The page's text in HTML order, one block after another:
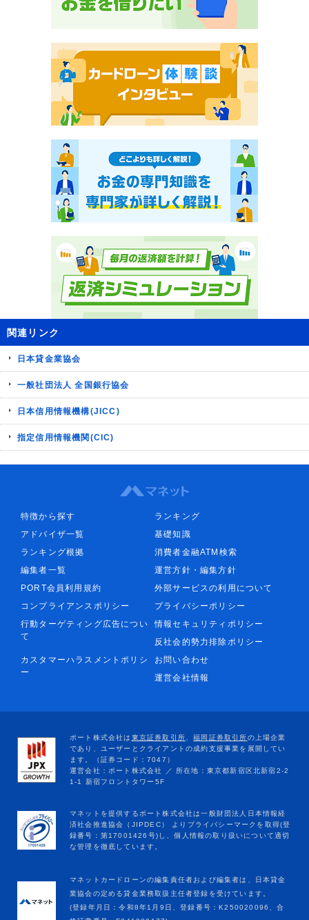
関連リンク
日本貸金業協会
一般社団法人 全国銀行協会
日本信用情報機構(JICC)
指定信用情報機関(CIC)
特徴から探す
ランキング
アドバイザ一覧
基礎知識
ランキング根拠
消費者金融ATM検索
編集者一覧
運営方針・編集方針
PORT会員利用規約
外部サービスの利用について
コンプライアンスポリシー
プライバシーポリシー
行動ターゲティング広告につい
て
情報セキュリティポリシー
反社会的勢力排除ポリシー
カスタマーハラスメントポリシ
ー
お問い合わせ
運営会社情報
マネットカードローンの編集責任者および編集者は、日本貸金
業協会の定める貸金業務取扱主任者登録を受けています。
(登録年月日：令和8年1月9日、登録番号：K250020096、合